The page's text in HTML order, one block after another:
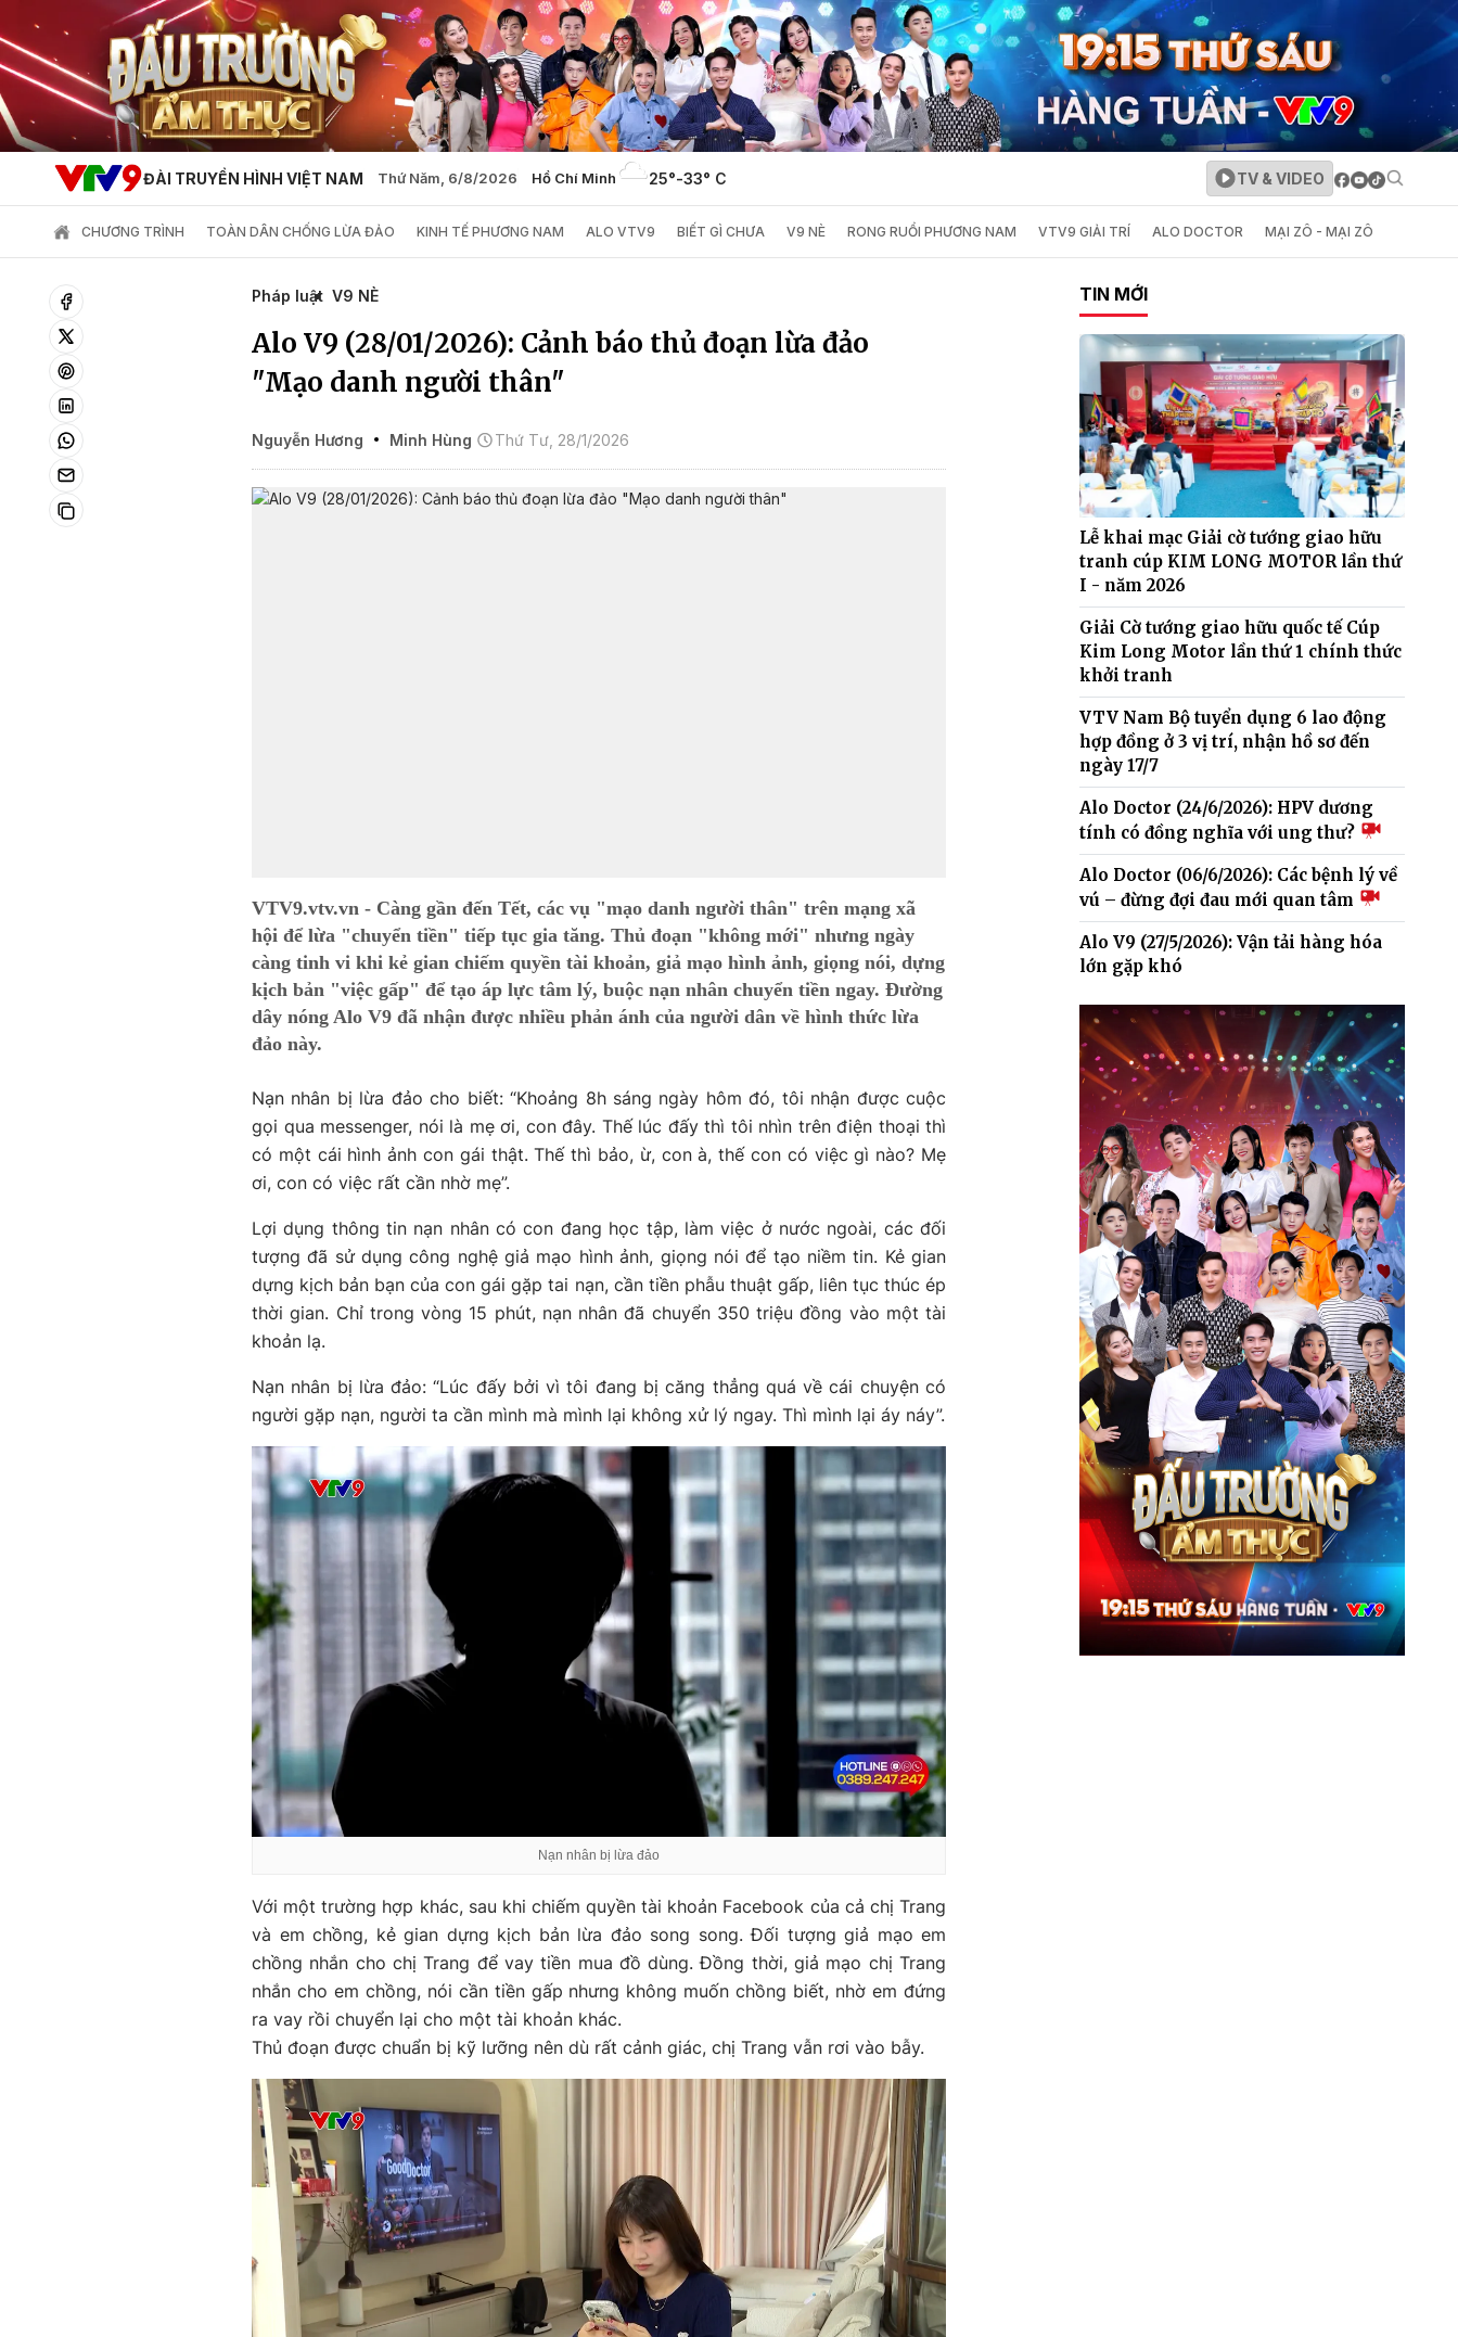
ĐÀI TRUYỀN HÌNH VIỆT NAM Thứ Năm, 6/8/2026 Hồ Chí Minh 25°-33° C TV & VIDEO
CHƯƠNG TRÌNH TOÀN DÂN CHỐNG LỪA ĐẢO KINH TẾ PHƯƠNG NAM ALO VTV9 BIẾT GÌ CHƯA V9 NÈ RONG RUỔI PHƯƠNG NAM VTV9 GIẢI TRÍ ALO DOCTOR MẠI ZÔ - MẠI ZÔ
Pháp luật V9 NÈ
Alo V9 (28/01/2026): Cảnh báo thủ đoạn lừa đảo
"Mạo danh người thân"
Nguyễn Hương Minh Hùng Thứ Tư, 28/1/2026
VTV9.vtv.vn - Càng gần đến Tết, các vụ "mạo danh người thân" trên mạng xã
hội để lừa "chuyển tiền" tiếp tục gia tăng. Thủ đoạn "không mới" nhưng ngày
càng tinh vi khi kẻ gian chiếm quyền tài khoản, giả mạo hình ảnh, giọng nói, dựng
kịch bản "việc gấp" để tạo áp lực tâm lý, buộc nạn nhân chuyển tiền ngay. Đường
dây nóng Alo V9 đã nhận được nhiều phản ánh của người dân về hình thức lừa
đảo này.
Nạn nhân bị lừa đảo cho biết: “Khoảng 8h sáng ngày hôm đó, tôi nhận được cuộc
gọi qua messenger, nói là mẹ ơi, con đây. Thế lúc đấy thì tôi nhìn trên điện thoại thì
có một cái hình ảnh con gái thật. Thế thì bảo, ừ, con à, thế con có việc gì nào? Mẹ
ơi, con có việc rất cần nhờ mẹ”.
Lợi dụng thông tin nạn nhân có con đang học tập, làm việc ở nước ngoài, các đối
tượng đã sử dụng công nghệ giả mạo hình ảnh, giọng nói để tạo niềm tin. Kẻ gian
dựng kịch bản bạn của con gái gặp tai nạn, cần tiền phẫu thuật gấp, liên tục thúc ép
thời gian. Chỉ trong vòng 15 phút, nạn nhân đã chuyển 350 triệu đồng vào một tài
khoản lạ.
Nạn nhân bị lừa đảo: “Lúc đấy bởi vì tôi đang bị căng thẳng quá về cái chuyện có
người gặp nạn, người ta cần mình mà mình lại không xử lý ngay. Thì mình lại áy náy”.
Nạn nhân bị lừa đảo
Với một trường hợp khác, sau khi chiếm quyền tài khoản Facebook của cả chị Trang
và em chồng, kẻ gian dựng kịch bản lừa đảo song song. Đối tượng giả mạo em
chồng nhắn cho chị Trang để vay tiền mua đồ dùng. Đồng thời, giả mạo chị Trang
nhắn cho em chồng, nói cần tiền gấp nhưng không muốn chồng biết, nhờ em đứng
ra vay rồi chuyển lại cho một tài khoản khác.
Thủ đoạn được chuẩn bị kỹ lưỡng nên dù rất cảnh giác, chị Trang vẫn rơi vào bẫy.
TIN MỚI
Lễ khai mạc Giải cờ tướng giao hữu
tranh cúp KIM LONG MOTOR lần thứ
I - năm 2026
Giải Cờ tướng giao hữu quốc tế Cúp
Kim Long Motor lần thứ 1 chính thức
khởi tranh
VTV Nam Bộ tuyển dụng 6 lao động
hợp đồng ở 3 vị trí, nhận hồ sơ đến
ngày 17/7
Alo Doctor (24/6/2026): HPV dương
tính có đồng nghĩa với ung thư?
Alo Doctor (06/6/2026): Các bệnh lý về
vú – đừng đợi đau mới quan tâm
Alo V9 (27/5/2026): Vận tải hàng hóa
lớn gặp khó